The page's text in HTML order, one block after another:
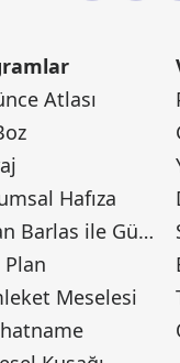
Atlası
Hafıza
Canan Barlas ile Gündem
Meselesi